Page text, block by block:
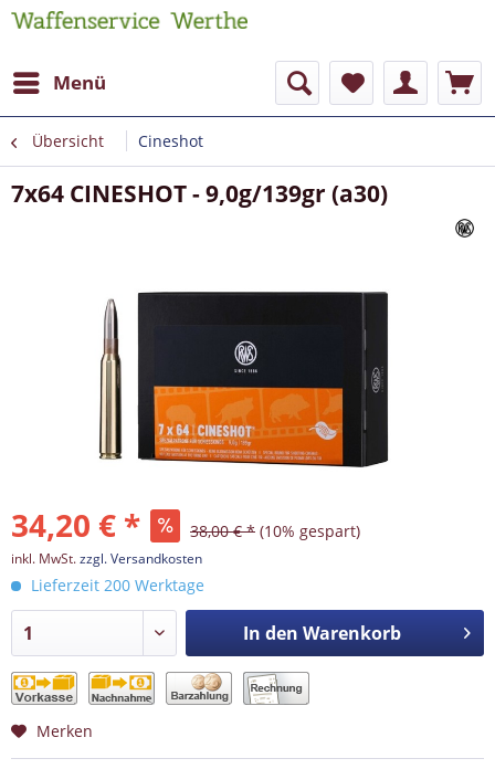
Menü
Übersicht Cineshot
7x64 CINESHOT - 9,0g/139gr (a30)
34,20 € * 38,00 € * (10% gespart)
inkl. MwSt.zzgl. Versandkosten
Lieferzeit 200 Werktage
In den Warenkorb
Merken